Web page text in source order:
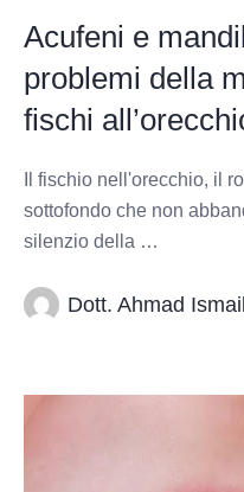
Acufeni e
problemi della
fischi
Il fischio nell'orecchio, il
sottofondo che non
silenzio della …
Dott. Ahmad Ismail